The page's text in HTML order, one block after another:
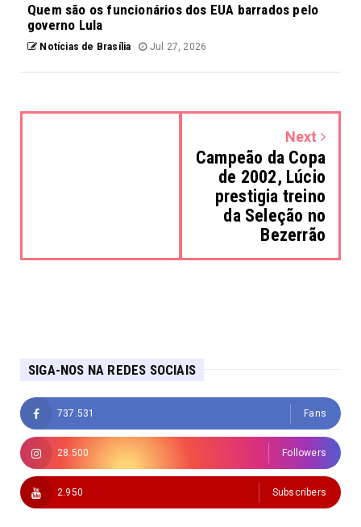
Quem são os funcionários dos EUA barrados pelo
governo Lula
Notícias de Brasília Jul 27, 2026
Next
Campeão da Copa
de 2002, Lúcio
prestigia treino
da Seleção no
Bezerrão
SIGA-NOS NA REDES SOCIAIS
737.531 Fans
28.500 Followers
2.950 Subscribers